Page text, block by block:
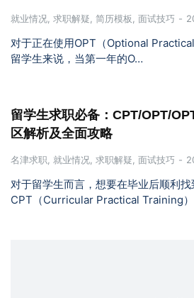
就业情况 求职解疑 简历模板 面试技巧
对于正在使用OPT（Optional
留学生来说，当第一年的O…
留学生求职必备：CPT/OPT/
区解析及全面攻略
名津求职 就业情况 求职解疑 面试技巧
对于留学生而言，想要在毕业后顺利找
CPT（Curricular Practical Training